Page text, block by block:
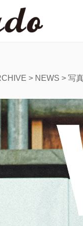
> NEWS > 写